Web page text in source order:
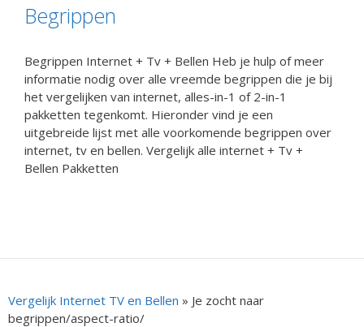
Begrippen
Begrippen Internet + Tv + Bellen Heb je hulp of meer
informatie nodig over alle vreemde begrippen die je bij
het vergelijken van internet, alles-in-1 of 2-in-1
pakketten tegenkomt. Hieronder vind je een
uitgebreide lijst met alle voorkomende begrippen over
internet, tv en bellen. Vergelijk alle internet + Tv +
Bellen Pakketten
Vergelijk Internet TV en Bellen » Je zocht naar
begrippen/aspect-ratio/